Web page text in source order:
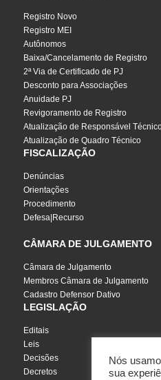
Registro Novo
Registro MEI
Autônomos
Baixa/Cancelamento de Registro
2ª Via de Certificado de PJ
Desconto para Associações
Anuidade PJ
Revigoramento de Registro
Atualização de Responsável
Atualização de Quadro Técnico
FISCALIZAÇÃO
Denúncias
Orientações
Procedimento
Defesa|Recurso
CÂMARA DE JULGAMENTO
Câmara de Julgamento
Membros Câmara de Julgamento
Cadastro Defensor Dativo
LEGISLAÇÃO
Editais
Leis
Decisões
Decretos
Nós
sua